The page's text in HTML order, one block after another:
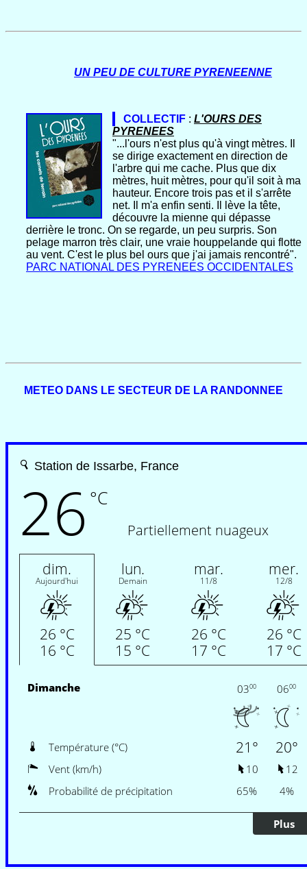
UN PEU DE CULTURE PYRENEENNE
COLLECTIF : L'OURS DES
PYRENEES
"...l'ours n'est plus qu'à vingt mètres. Il
se dirige exactement en direction de
l'arbre qui me cache. Plus que dix
mètres, huit mètres, pour qu'il soit à ma
hau­teur. Encore trois pas et il s'arrête
net. Il m'a enfin senti. Il lève la tête,
découvre la mienne qui dépasse
derrière le tronc. On se regarde, un peu surpris. Son
pelage marron très clair, une vraie houppelande qui flotte
au vent. C'est le plus bel ours que j'ai jamais rencontré".
PARC NATIONAL DES PYRENEES OCCIDENTALES
METEO DANS LE SECTEUR DE LA RANDONNEE